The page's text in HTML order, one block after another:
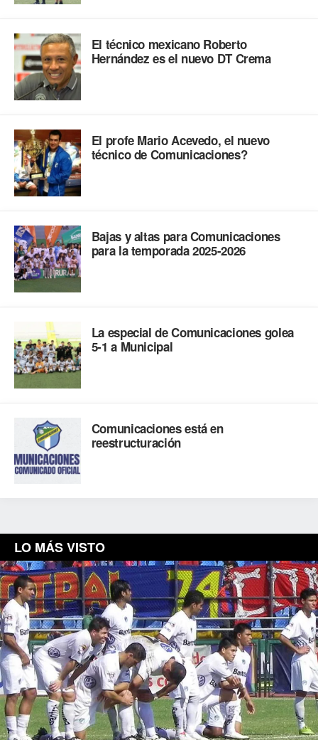
El técnico mexicano Roberto
Hernández es el nuevo DT Crema
El profe Mario Acevedo, el nuevo
técnico de Comunicaciones?
Bajas y altas para Comunicaciones
para la temporada 2025-2026
La especial de Comunicaciones golea
5-1 a Municipal
Comunicaciones está en
reestructuración
LO MÁS VISTO